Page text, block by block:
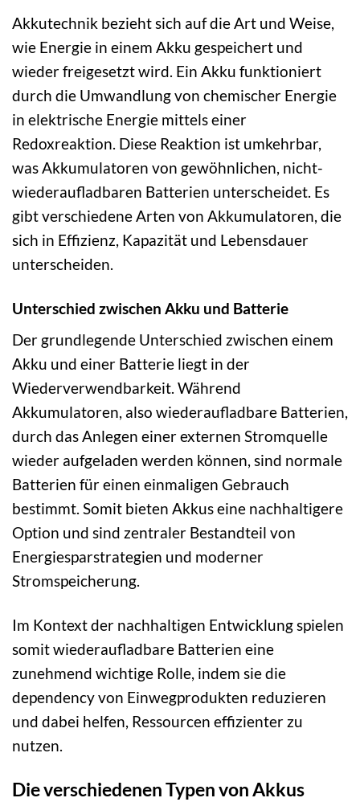
Akkutechnik bezieht sich auf die Art und Weise,
wie Energie in einem Akku gespeichert und
wieder freigesetzt wird. Ein Akku funktioniert
durch die Umwandlung von chemischer Energie
in elektrische Energie mittels einer
Redoxreaktion. Diese Reaktion ist umkehrbar,
was Akkumulatoren von gewöhnlichen, nicht-
wiederaufladbaren Batterien unterscheidet. Es
gibt verschiedene Arten von Akkumulatoren, die
sich in Effizienz, Kapazität und Lebensdauer
unterscheiden.
Unterschied zwischen Akku und Batterie
Der grundlegende Unterschied zwischen einem
Akku und einer Batterie liegt in der
Wiederverwendbarkeit. Während
Akkumulatoren, also wiederaufladbare Batterien,
durch das Anlegen einer externen Stromquelle
wieder aufgeladen werden können, sind normale
Batterien für einen einmaligen Gebrauch
bestimmt. Somit bieten Akkus eine nachhaltigere
Option und sind zentraler Bestandteil von
Energiesparstrategien und moderner
Stromspeicherung.
Im Kontext der nachhaltigen Entwicklung spielen
somit wiederaufladbare Batterien eine
zunehmend wichtige Rolle, indem sie die
dependency von Einwegprodukten reduzieren
und dabei helfen, Ressourcen effizienter zu
nutzen.
Die verschiedenen Typen von Akkus